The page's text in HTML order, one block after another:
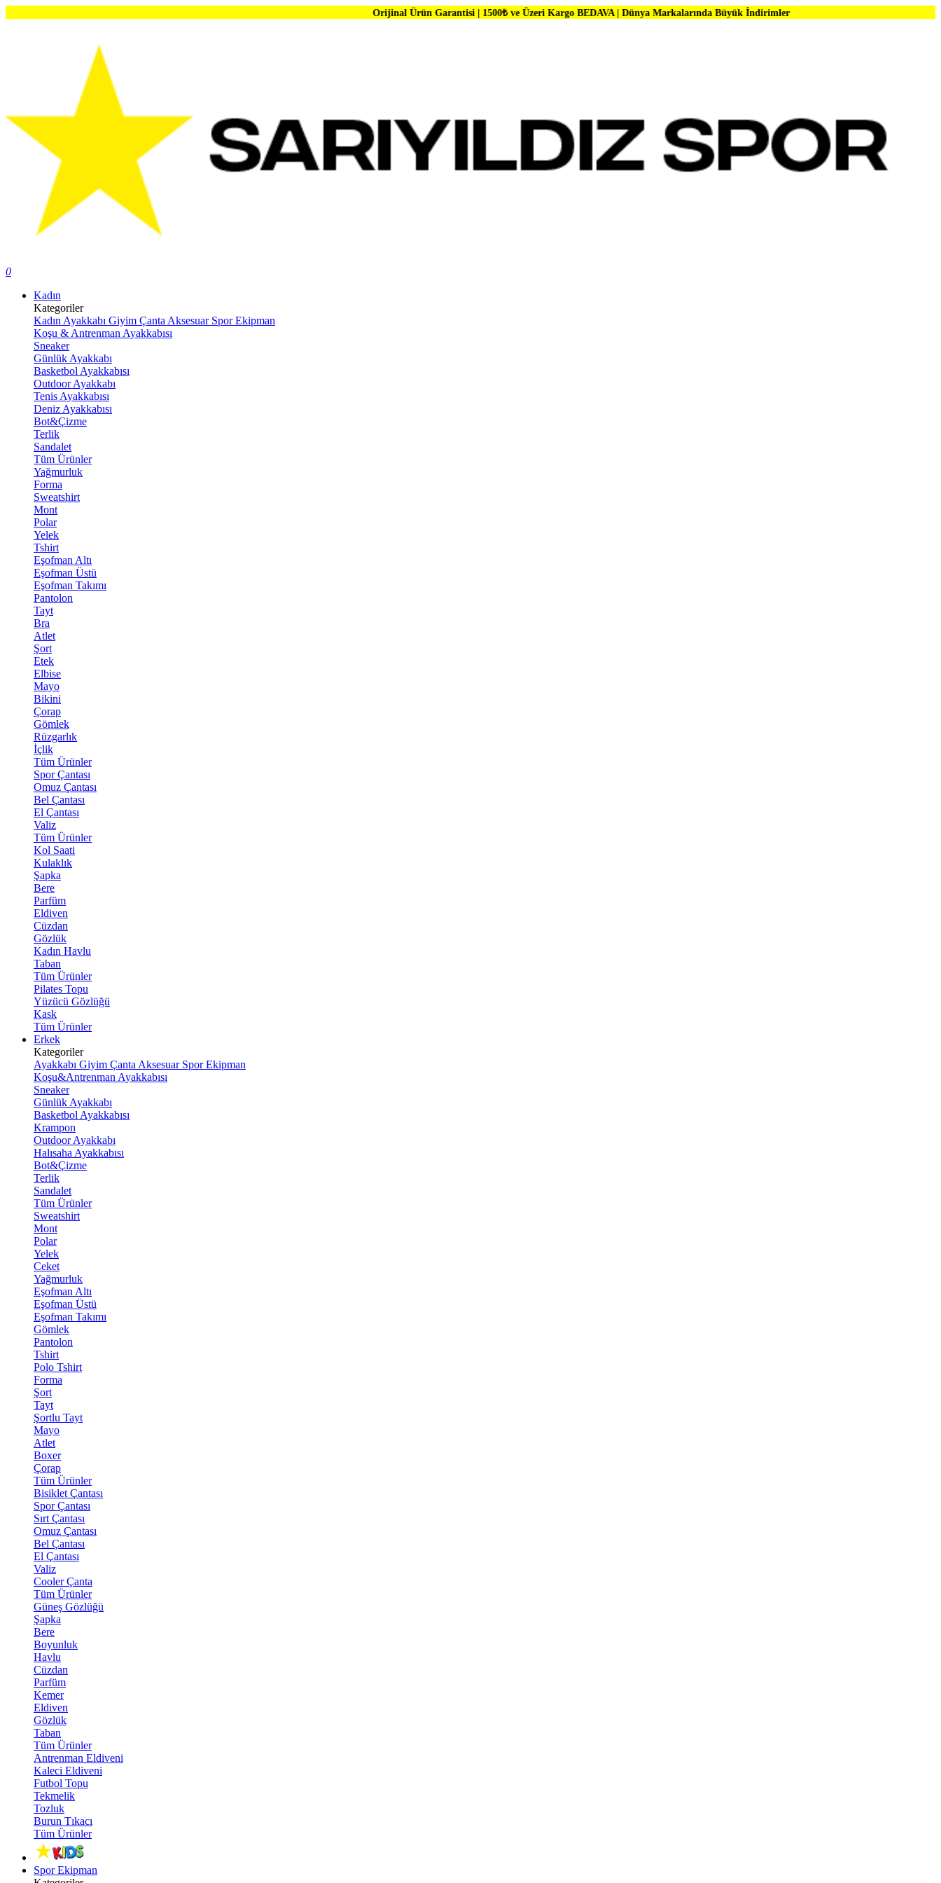
Orijinal Ürün Garantisi | 1500₺ ve Üzeri Kargo BEDAVA | Dünya Markalarında Büyük İndirimler
0
Kadın
Kategoriler
Kadın Ayakkabı Giyim Çanta Aksesuar Spor Ekipman
Koşu & Antrenman Ayakkabısı
Sneaker
Günlük Ayakkabı
Basketbol Ayakkabısı
Outdoor Ayakkabı
Tenis Ayakkabısı
Deniz Ayakkabısı
Bot&Çizme
Terlik
Sandalet
Tüm Ürünler
Yağmurluk
Forma
Sweatshirt
Mont
Polar
Yelek
Tshirt
Eşofman Altı
Eşofman Üstü
Eşofman Takımı
Pantolon
Tayt
Bra
Atlet
Şort
Etek
Elbise
Mayo
Bikini
Çorap
Gömlek
Rüzgarlık
İçlik
Tüm Ürünler
Spor Çantası
Omuz Çantası
Bel Çantası
El Çantası
Valiz
Tüm Ürünler
Kol Saati
Kulaklık
Şapka
Bere
Parfüm
Eldiven
Cüzdan
Gözlük
Kadın Havlu
Taban
Tüm Ürünler
Pilates Topu
Yüzücü Gözlüğü
Kask
Tüm Ürünler
Erkek
Kategoriler
Ayakkabı Giyim Çanta Aksesuar Spor Ekipman
Koşu&Antrenman Ayakkabısı
Sneaker
Günlük Ayakkabı
Basketbol Ayakkabısı
Krampon
Outdoor Ayakkabı
Halısaha Ayakkabısı
Bot&Çizme
Terlik
Sandalet
Tüm Ürünler
Sweatshirt
Mont
Polar
Yelek
Ceket
Yağmurluk
Eşofman Altı
Eşofman Üstü
Eşofman Takımı
Gömlek
Pantolon
Tshirt
Polo Tshirt
Forma
Şort
Tayt
Şortlu Tayt
Mayo
Atlet
Boxer
Çorap
Tüm Ürünler
Bisiklet Çantası
Spor Çantası
Sırt Çantası
Omuz Çantası
Bel Çantası
El Çantası
Valiz
Cooler Çanta
Tüm Ürünler
Güneş Gözlüğü
Şapka
Bere
Boyunluk
Havlu
Cüzdan
Parfüm
Kemer
Eldiven
Gözlük
Taban
Tüm Ürünler
Antrenman Eldiveni
Kaleci Eldiveni
Futbol Topu
Tekmelik
Tozluk
Burun Tıkacı
Tüm Ürünler
Spor Ekipman